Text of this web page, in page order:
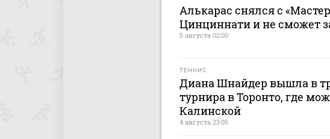
Алькарас снялся с
Цинциннати и не сможет
5 августа 02:00
ТЕННИС
Диана Шнайдер вышла в
турнира в Торонто, где
Калинской
4 августа 23:05